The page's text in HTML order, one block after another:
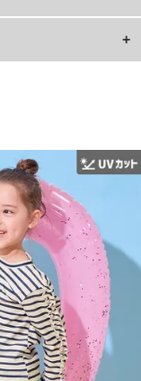
15.3
16
16.8
17.5
18.3
»サイズガイド